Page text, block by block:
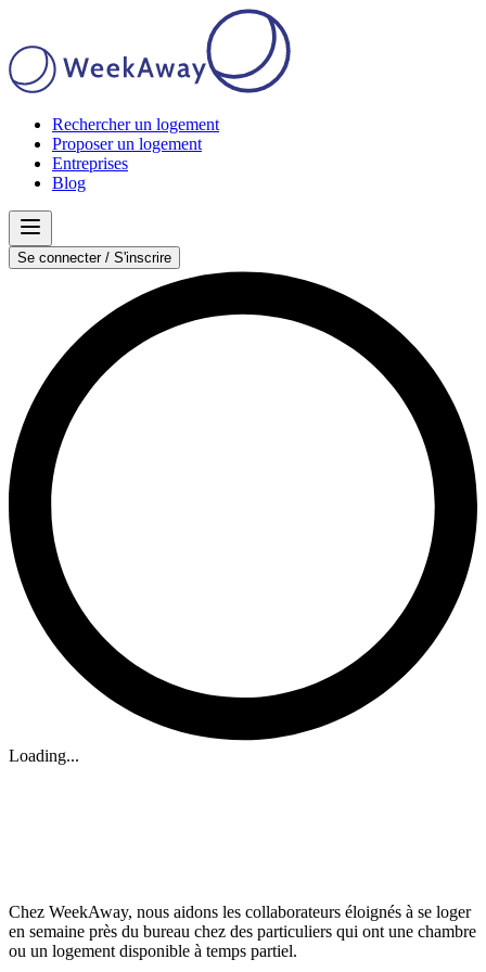
Rechercher un logement
Proposer un logement
Entreprises
Blog
Se connecter / S'inscrire
Loading...
Chez WeekAway, nous aidons les collaborateurs éloignés à se loger
en semaine près du bureau chez des particuliers qui ont une chambre
ou un logement disponible à temps partiel.